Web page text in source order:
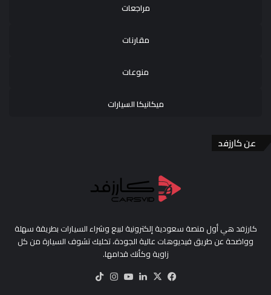
مراجعات
مقارنات
منوعات
ميكانيكا السيارات
عن كارزفد
كارزفد هي أول منصة سعودية إلكترونية لبيع وشراء السيارات بطريقة سهلة
وواضحة عن طريق فيديوهات عالية الجودة، تخليك تشوف السيارة من كل
زاوية وكأنك قدامها.
فيسبوك
‫X لينكدإن‫YouTubeانستقرام